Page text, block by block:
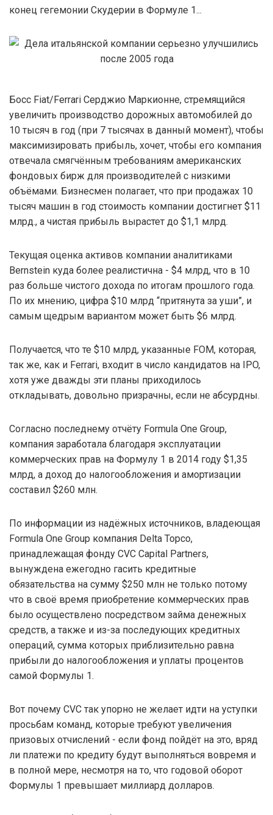
конец гегемонии Скудерии в Формуле 1...
Босс Fiat/Ferrari Серджио Маркионне, стремящийся
увеличить производство дорожных автомобилей до
10 тысяч в год (при 7 тысячах в данный момент), чтобы
максимизировать прибыль, хочет, чтобы его компания
отвечала смягчённым требованиям американских
фондовых бирж для производителей с низкими
объёмами. Бизнесмен полагает, что при продажах 10
тысяч машин в год стоимость компании достигнет $11
млрд., а чистая прибыль вырастет до $1,1 млрд.
Текущая оценка активов компании аналитиками
Bernstein куда более реалистична - $4 млрд, что в 10
раз больше чистого дохода по итогам прошлого года.
По их мнению, цифра $10 млрд “притянута за уши”, и
самым щедрым вариантом может быть $6 млрд.
Получается, что те $10 млрд, указанные FOM, которая,
так же, как и Ferrari, входит в число кандидатов на IPO,
хотя уже дважды эти планы приходилось
откладывать, довольно призрачны, если не абсурдны.
Согласно последнему отчёту Formula One Group,
компания заработала благодаря эксплуатации
коммерческих прав на Формулу 1 в 2014 году $1,35
млрд, а доход до налогообложения и амортизации
составил $260 млн.
По информации из надёжных источников, владеющая
Formula One Group компания Delta Topco,
принадлежащая фонду CVC Capital Partners,
вынуждена ежегодно гасить кредитные
обязательства на сумму $250 млн не только потому
что в своё время приобретение коммерческих прав
было осуществлено посредством займа денежных
средств, а также и из-за последующих кредитных
операций, сумма которых приблизительно равна
прибыли до налогообложения и уплаты процентов
самой Формулы 1.
Вот почему CVC так упорно не желает идти на уступки
просьбам команд, которые требуют увеличения
призовых отчислений - если фонд пойдёт на это, вряд
ли платежи по кредиту будут выполняться вовремя и
в полной мере, несмотря на то, что годовой оборот
Формулы 1 превышает миллиард долларов.